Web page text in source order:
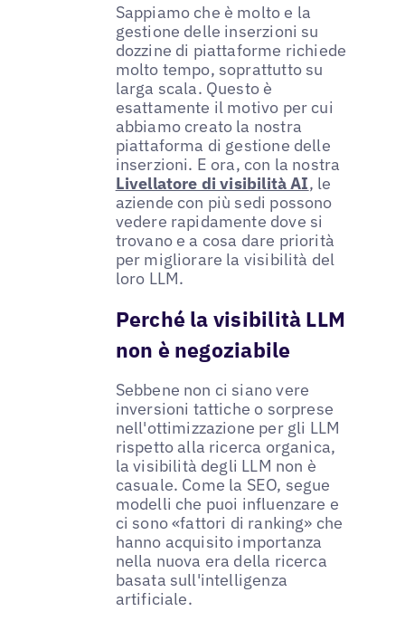
Sappiamo che è molto e la
gestione delle inserzioni su
dozzine di piattaforme richiede
molto tempo, soprattutto su
larga scala. Questo è
esattamente il motivo per cui
abbiamo creato la nostra
piattaforma di gestione delle
inserzioni. E ora, con la nostra
Livellatore di visibilità AI, le
aziende con più sedi possono
vedere rapidamente dove si
trovano e a cosa dare priorità
per migliorare la visibilità del
loro LLM.
Perché la visibilità LLM
non è negoziabile
Sebbene non ci siano vere
inversioni tattiche o sorprese
nell'ottimizzazione per gli LLM
rispetto alla ricerca organica,
la visibilità degli LLM non è
casuale. Come la SEO, segue
modelli che puoi influenzare e
ci sono «fattori di ranking» che
hanno acquisito importanza
nella nuova era della ricerca
basata sull'intelligenza
artificiale.